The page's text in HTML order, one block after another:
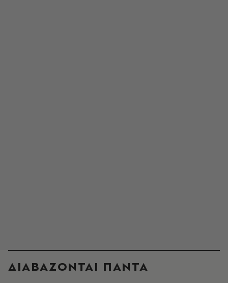
ΔΙΑΒΑΖΟΝΤΑΙ ΠΑΝΤΑ